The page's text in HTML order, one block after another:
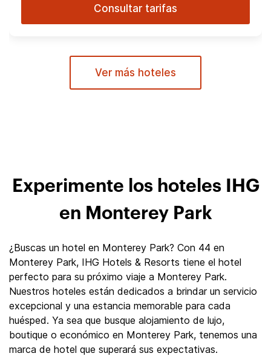
Consultar tarifas
Ver más hoteles
Experimente los hoteles IHG
en Monterey Park
¿Buscas un hotel en Monterey Park? Con 44 en
Monterey Park, IHG Hotels & Resorts tiene el hotel
perfecto para su próximo viaje a Monterey Park.
Nuestros hoteles están dedicados a brindar un servicio
excepcional y una estancia memorable para cada
huésped. Ya sea que busque alojamiento de lujo,
boutique o económico en Monterey Park, tenemos una
marca de hotel que superará sus expectativas.